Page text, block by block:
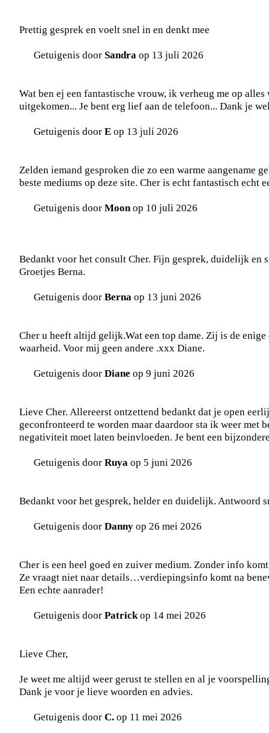
Prettig gesprek en voelt snel in en denkt mee
Getuigenis door Sandra op 13 juli 2026
Wat ben ej een fantastische vrouw, ik verheug me op
uitgekomen... Je bent erg lief aan de telefoon... Dank je
Getuigenis door E op 13 juli 2026
Zelden iemand gesproken die zo een warme aangename
beste mediums op deze site. Cher is echt fantastisch echt
Getuigenis door Moonop 10 juli 2026
Bedankt voor het consult Cher. Fijn gesprek, duidelijk en
Groetjes Berna.
Getuigenis door Berna op 13 juni 2026
Cher u heeft altijd gelijk.Wat een top dame. Zij is de
waarheid. Voor mij geen andere .xxx Diane.
Getuigenis door Diane op 9 juni 2026
Lieve Cher. Allereerst ontzettend bedankt dat je open
geconfronteerd te worden maar daardoor sta ik weer
negativiteit moet laten beinvloeden. Je bent een
Getuigenis door Ruya op 5 juni 2026
Bedankt voor het gesprek, helder en duidelijk. Antwoord
Getuigenis door Danny op 26 mei 2026
Cher is een heel goed en zuiver medium. Zonder info
Ze vraagt niet naar details…verdiepingsinfo komt na
Een echte aanrader!
Getuigenis door Patrickop 14 mei 2026
Lieve Cher,
Je weet me altijd weer gerust te stellen en al je
Dank je voor je lieve woorden en advies.
Getuigenis door C. op 11 mei 2026